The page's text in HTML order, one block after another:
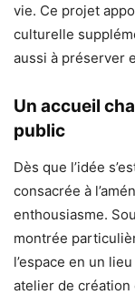
vie. Ce projet
culturelle
aussi à préserver
Un accueil
public
Dès que l’idée
consacrée à
enthousiasme.
montrée
l’espace en un
atelier de création